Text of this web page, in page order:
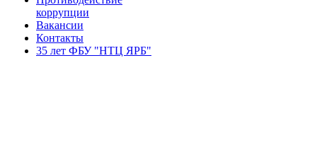
коррупции
Вакансии
Контакты
35 лет ФБУ "НТЦ ЯРБ"